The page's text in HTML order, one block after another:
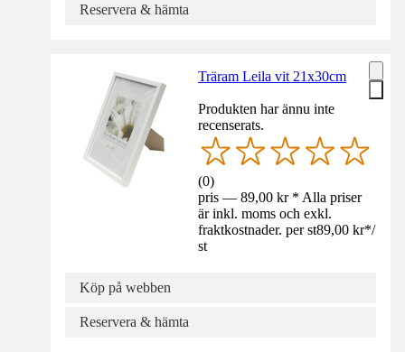
Reservera & hämta
Träram Leila vit 21x30cm
Produkten har ännu inte
recenserats.
(0)
pris — 89,00 kr * Alla priser
är inkl. moms och exkl.
fraktkostnader. per st89,00 kr*/
st
Köp på webben
Reservera & hämta